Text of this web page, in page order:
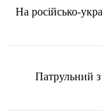
На російсько-
Патрульний